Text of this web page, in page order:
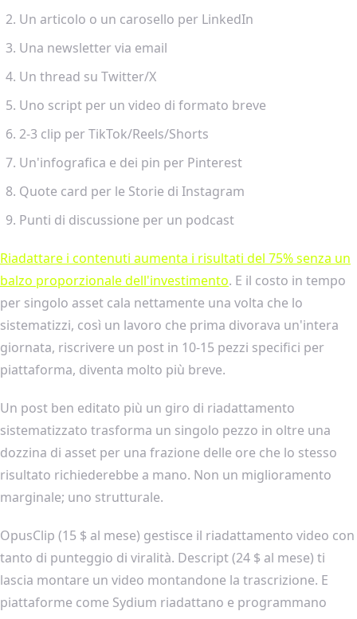
Un articolo o un carosello per LinkedIn
Una newsletter via email
Un thread su Twitter/X
Uno script per un video di formato breve
2-3 clip per TikTok/Reels/Shorts
Un'infografica e dei pin per Pinterest
Quote card per le Storie di Instagram
Punti di discussione per un podcast
Riadattare i contenuti aumenta i risultati del 75% senza un
balzo proporzionale dell'investimento. E il costo in tempo
per singolo asset cala nettamente una volta che lo
sistematizzi, così un lavoro che prima divorava un'intera
giornata, riscrivere un post in 10-15 pezzi specifici per
piattaforma, diventa molto più breve.
Un post ben editato più un giro di riadattamento
sistematizzato trasforma un singolo pezzo in oltre una
dozzina di asset per una frazione delle ore che lo stesso
risultato richiederebbe a mano. Non un miglioramento
marginale; uno strutturale.
OpusClip (15 $ al mese) gestisce il riadattamento video con
tanto di punteggio di viralità. Descript (24 $ al mese) ti
lascia montare un video montandone la trascrizione. E
piattaforme come Sydium riadattano e programmano